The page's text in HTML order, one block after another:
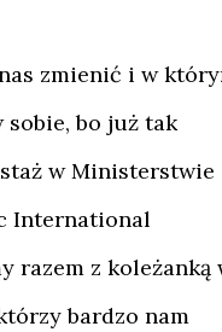
zmienić i w
sobie, bo już tak
staż w Ministerstwie
International
razem z koleżanką
bardzo nam